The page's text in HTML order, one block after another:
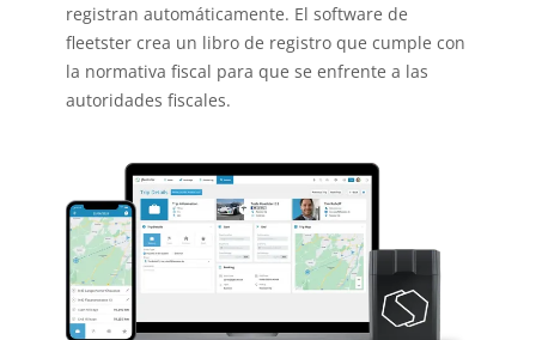
registran automáticamente. El software de
fleetster crea un libro de registro que cumple con
la normativa fiscal para que se enfrente a las
autoridades fiscales.